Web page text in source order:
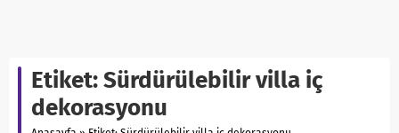
Etiket:Sürdürülebilir villa iç
dekorasyonu